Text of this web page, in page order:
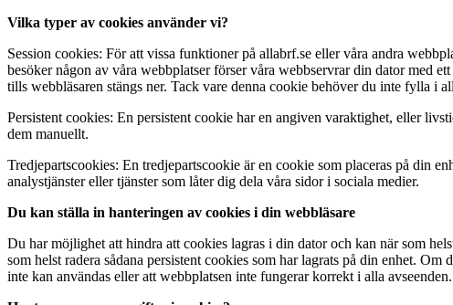
Vilka typer av cookies använder vi?
Session cookies: För att vissa funktioner på allabrf.se eller våra andra
besöker någon av våra webbplatser förser våra webbservrar din dator med
tills webbläsaren stängs ner. Tack vare denna cookie behöver du inte fylla
Persistent cookies: En persistent cookie har en angiven varaktighet, eller
dem manuellt.
Tredjepartscookies: En tredjepartscookie är en cookie som placeras på din
analystjänster eller tjänster som låter dig dela våra sidor i sociala medier.
Du kan ställa in hanteringen av cookies i din webbläsare
Du har möjlighet att hindra att cookies lagras i din dator och kan när som
som helst radera sådana persistent cookies som har lagrats på din enhet.
inte kan användas eller att webbplatsen inte fungerar korrekt i alla avseenden.